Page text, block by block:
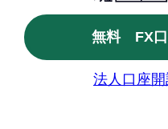
無料 FX口
法人口座